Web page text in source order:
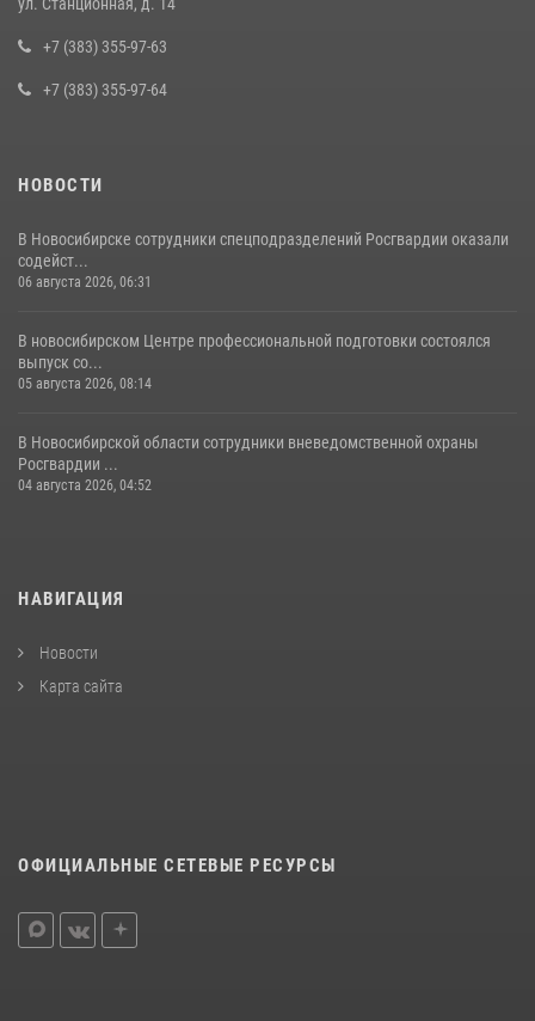
в сфере страхования
29 июля 2026, 05:19
+7 (383) 355-97-63
+7 (383) 355-97-64
НОВОСТИ
В Новосибирске сотрудники спецподразделений Росгвардии оказали
содейст...
06 августа 2026, 06:31
В новосибирском Центре профессиональной подготовки состоялся
выпуск со...
05 августа 2026, 08:14
В Новосибирской области сотрудники вневедомственной охраны
Росгвардии ...
04 августа 2026, 04:52
НАВИГАЦИЯ
Новости
Карта сайта
ОФИЦИАЛЬНЫЕ СЕТЕВЫЕ РЕСУРСЫ